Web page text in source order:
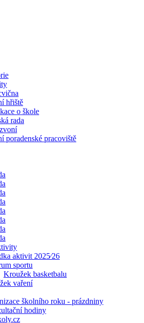
hřiště
o škole
rada
poradenské pracoviště
aktivit 2025⁄26
sportu
Kroužek basketbalu
vaření
školního roku - prázdniny
hodiny